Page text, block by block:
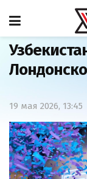
Главная Экономика
19 мая 2026, 13:45